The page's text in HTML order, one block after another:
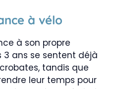
à vélo
à son propre
3 ans se sentent déjà
tandis que
leur temps pour